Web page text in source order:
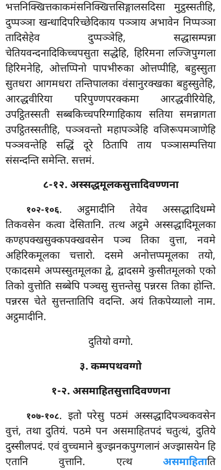
भत्तनिक्खित्तकाकमंसनिक्खित्तसिङ्गालसदिसा मुट्ठस्सतीहि,
दुप्पञ्ञा खन्धादिपरिच्छेदिकाय पञ्ञाय अभावेन निप्पञ्ञा
तादिसेहेव दुप्पञ्ञेहि, सद्धासम्पन्ना
चेतियवन्दनादिकिच्चपसुता सद्धेहि, हिरिमना लज्जिपुग्गला
हिरिमनेहि, ओत्तप्पिनो पापभीरुका ओत्तप्पीहि, बहुस्सुता
सुतधरा आगमधरा तन्तिपालका वंसानुरक्खका बहुस्सुतेहि,
आरद्धवीरिया परिपुण्णपरक्कमा आरद्धवीरियेहि,
उपट्ठितस्सती सब्बकिच्चपरिग्गाहिकाय सतिया समन्नागता
उपट्ठितस्सतीहि, पञ्ञवन्तो महापञ्ञेहि वजिरूपमञाणेहि
पञ्ञवन्तेहि सद्धिं दूरे ठितापि ताय पञ्ञासम्पत्तिया
संसन्दन्ति समेन्ति. सत्तमं.
८-१२. अस्सद्धमूलकसुत्तादिवण्णना
१०२-१०६. अट्ठमादीनि तेयेव अस्सद्धादिधम्मे
तिकवसेन कत्वा देसितानि. तत्थ अट्ठमे अस्सद्धादिमूलका
कण्हपक्खसुक्कपक्खवसेन पञ्च तिका वुत्ता, नवमे
अहिरिकमूलका चत्तारो. दसमेअनोत्तप्पमूलका तयो,
एकादसमे अप्पस्सुतमूलका द्वे, द्वादसमे कुसीतमूलको एको
तिको वुत्तोति सब्बेपि पञ्चसु सुत्तन्तेसु पन्नरस तिका होन्ति.
पन्नरस चेते सुत्तन्तातिपि वदन्ति. अयं तिकपेय्यालो नाम.
अट्ठमादीनि.
दुतियो वग्गो.
३. कम्मपथवग्गो
१-२. असमाहितसुत्तादिवण्णना
१०७-१०८. इतोपरेसु पठमं अस्सद्धादिपञ्चकवसेन
वुत्तं, तथा दुतियं. पठमे पन असमाहितपदं चतुत्थं, दुतिये
दुस्सीलपदं. एवं वुच्चमाने बुज्झनकपुग्गलानं अज्झासयेन हि
एतानि वुत्तानि. एत्थ असमाहिताति